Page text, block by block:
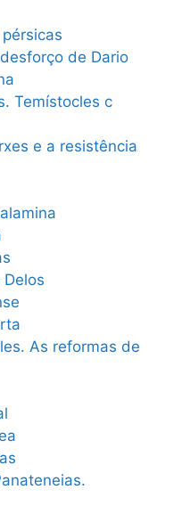
de Dario
Temístocles c
e a resistência
As reformas de